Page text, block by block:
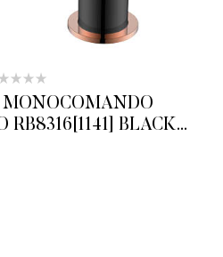
RB8316[1141] BLACK